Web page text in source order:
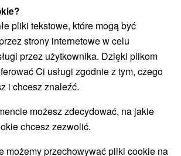
wycieczkowe
(2)
przyrodzie (1) Źródła(5)
(3) Obiekty architektoniczne(1)
(1) Chaty górskie(1)
(1)
(2)
i chodniki(2)
Zabytki techniki (2)
pliki tekstowe, które mogą być
strony internetowe w celu
przez użytkownika. Dzięki plikom
Ci usługi zgodnie z tym, czego
i chcesz znaleźć.
możesz zdecydować, na jakie
chcesz zezwolić.
możemy przechowywać pliki cookie na